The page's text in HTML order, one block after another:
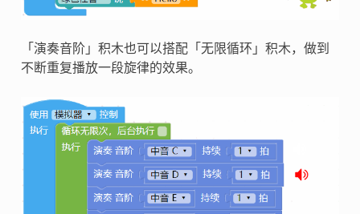
「演奏音阶」积木也可以搭配「无限循环」积木，做到
不断重复播放一段旋律的效果。